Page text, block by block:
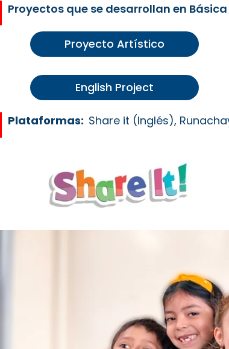
Proyectos que se desarrollan en
Proyecto Artístico
English Project
Plataformas: Share it (Inglés),